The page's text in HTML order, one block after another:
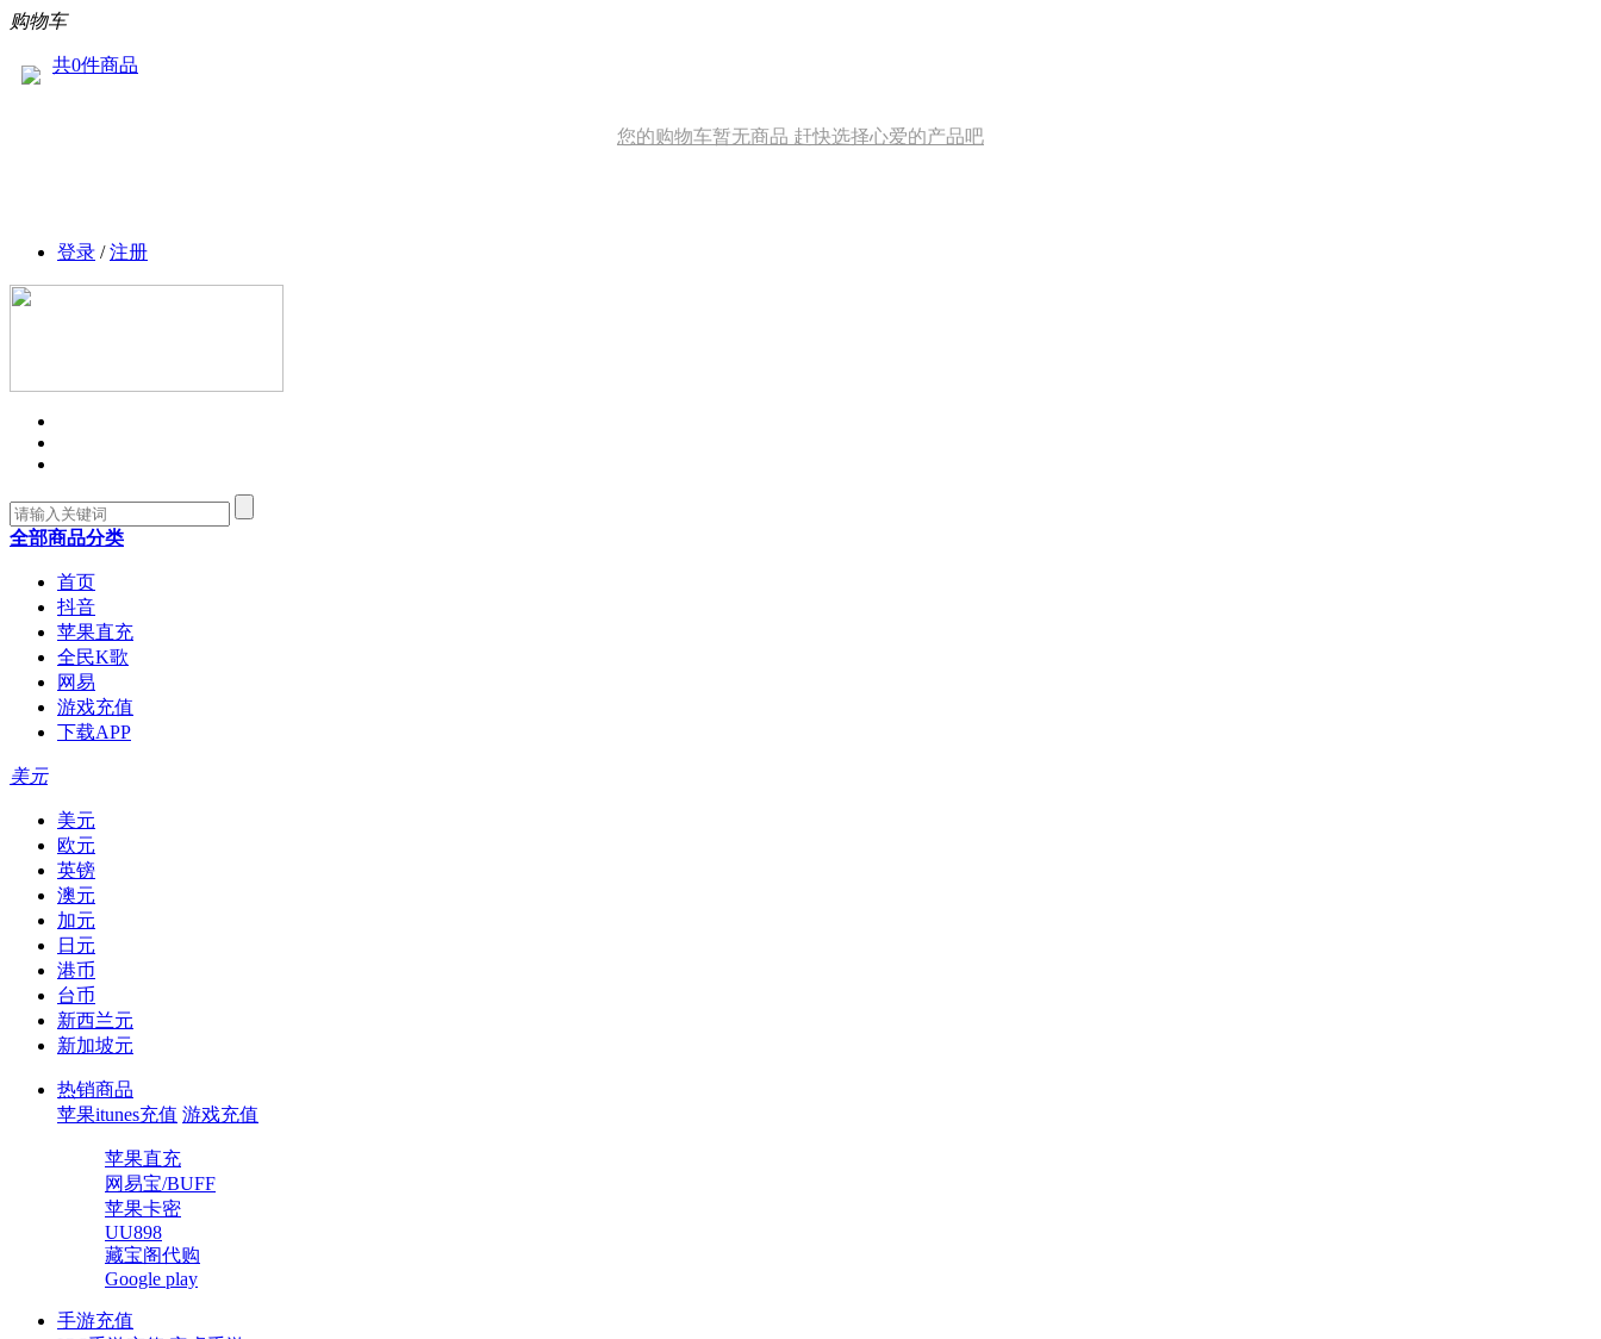
购物车
共0件商品
您的购物车暂无商品 赶快选择心爱的产品吧
登录 /注册
全部商品分类
首页
抖音
苹果直充
全民K歌
网易
游戏充值
下载APP
美元
美元
欧元
英镑
澳元
加元
日元
港币
台币
新西兰元
新加坡元
热销商品
苹果itunes充值 游戏充值
苹果直充
网易宝/BUFF
苹果卡密
UU898
藏宝阁代购
Google play
手游充值